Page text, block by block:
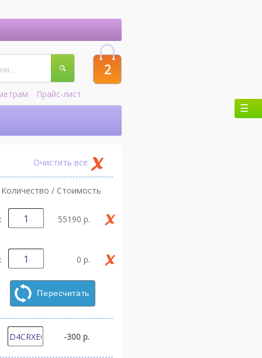
Прайс-лист
2
Очистить все
Количество / Стоимость
55190 р.
0 р.
Пересчитать
-300 р.